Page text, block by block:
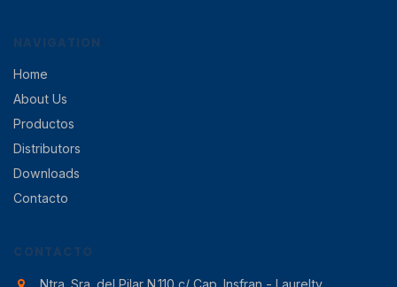
NAVIGATION
Home
About Us
Productos
Distributors
Downloads
Contacto
CONTACTO